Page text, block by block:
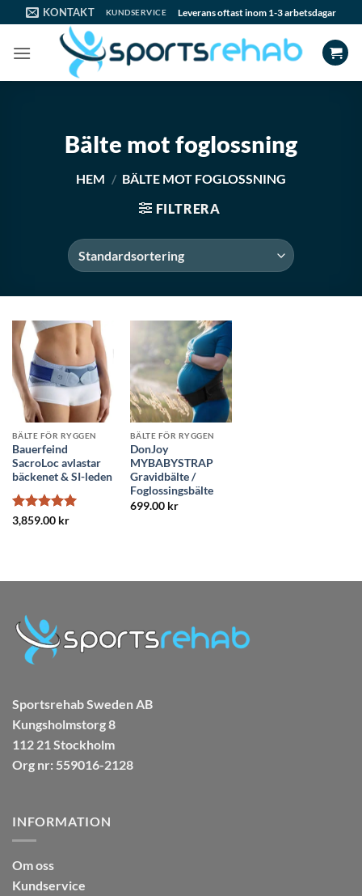
to
content
KONTAKT KUNDSERVICE Leverans oftast inom 1-3 arbetsdagar
Bälte mot foglossning
HEM / BÄLTE MOT FOGLOSSNING
FILTRERA
BÄLTE FÖR RYGGEN
Bauerfeind
SacroLoc avlastar
bäckenet & SI-leden
Betygsatt5
3,859.00 kr
BÄLTE FÖR RYGGEN
DonJoy
MYBABYSTRAP
Gravidbälte /
Foglossingsbälte
699.00 kr
Sportsrehab Sweden AB
Kungsholmstorg 8
112 21 Stockholm
Org nr: 559016-2128
INFORMATION
Om oss
Kundservice